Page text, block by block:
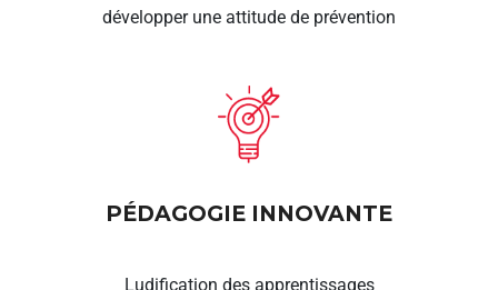
développer une attitude de prévention
PÉDAGOGIE INNOVANTE
Ludification des apprentissages